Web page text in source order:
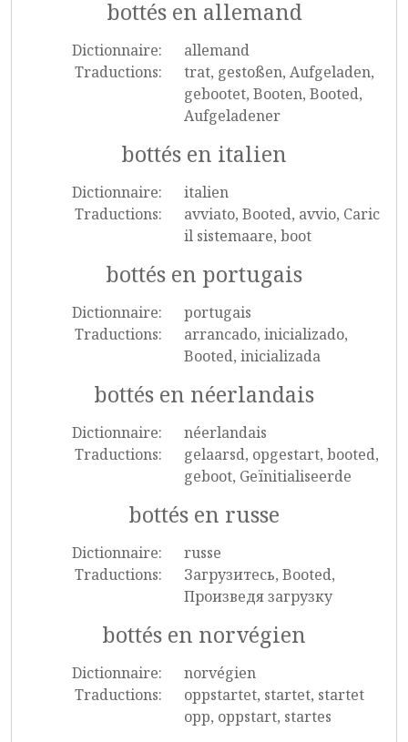
bottés en allemand
Dictionnaire:
allemand
Traductions:
trat, gestoßen, Aufgeladen,
gebootet, Booten, Booted,
Aufgeladener
bottés en italien
Dictionnaire:
italien
Traductions:
avviato, Booted, avvio, Caric
il sistemaare, boot
bottés en portugais
Dictionnaire:
portugais
Traductions:
arrancado, inicializado,
Booted, inicializada
bottés en néerlandais
Dictionnaire:
néerlandais
Traductions:
gelaarsd, opgestart, booted,
geboot, Geïnitialiseerde
bottés en russe
Dictionnaire:
russe
Traductions:
Загрузитесь, Booted,
Произведя загрузку
bottés en norvégien
Dictionnaire:
norvégien
Traductions:
oppstartet, startet, startet
opp, oppstart, startes